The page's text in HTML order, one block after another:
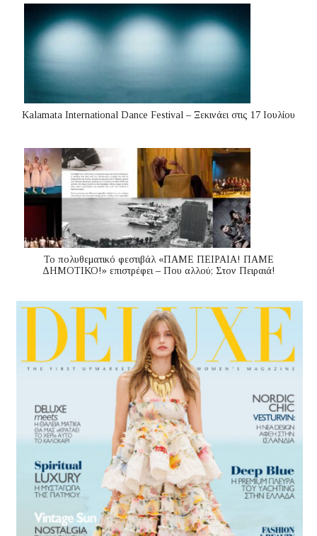
Kalamata International Dance Festival – Ξεκινάει στις 17 Ιουλίου
Το πολυθεματικό φεστιβάλ «ΠΑΜΕ ΠΕΙΡΑΙΑ! ΠΑΜΕ
ΔΗΜΟΤΙΚΟ!» επιστρέφει – Που αλλού; Στον Πειραιά!